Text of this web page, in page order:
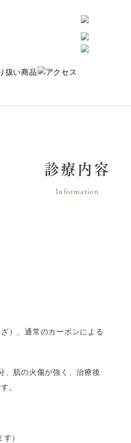
診療内容
Information
）、通常のカーボンによる
、肌の火傷が強く、治療後
。
）